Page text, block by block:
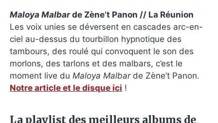
Maloya Malbarde Zène’t Panon // La Réunion
Les voix unies se déversent en cascades arc-en-
ciel au-dessus du tourbillon hypnotique des
tambours, des roulé qui convoquent le son des
morlons, des tarlons et des malbars, c’est le
moment live du Maloya Malbarde Zène’t Panon.
Notre article et le disque ici !
La playlist des meilleurs albums de